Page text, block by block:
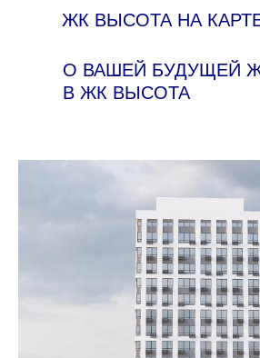
О ВАШЕЙ БУДУЩЕЙ
В ЖК ВЫСОТА
ЖК ВЫСОТА НА